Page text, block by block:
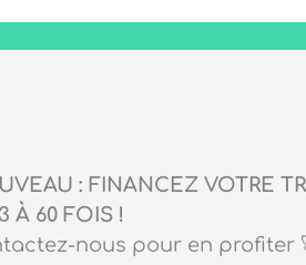
: FINANCEZ VOTRE
À 60 FOIS !
nous pour en profiter